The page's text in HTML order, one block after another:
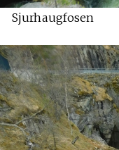
Sjurhaugfosen